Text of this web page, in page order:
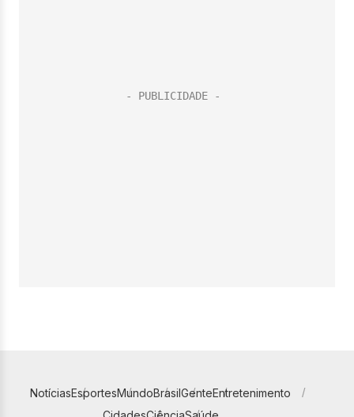
NotíciasEsportesMundoBrasilGenteEntretenimento